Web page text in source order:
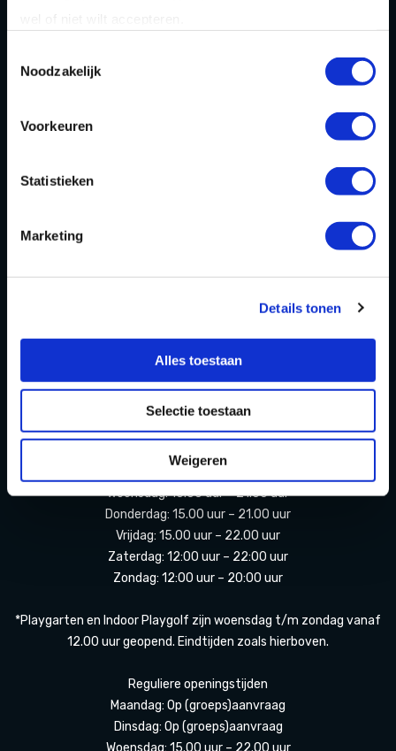
Noodzakelijk
Voorkeuren
Statistieken
Marketing
Details tonen
Alles toestaan
Selectie toestaan
Weigeren
Privacy Statement & Cookiebeleid
OPENINGSTIJDEN
Openingstijden zomervakantie
(11 juli t/m 23 augustus 2026)
Dinsdag: Gesloten
Woensdag: 15.00 uur – 21.00 uur
Donderdag: 15.00 uur – 21.00 uur
Vrijdag: 15.00 uur – 22.00 uur
Zaterdag: 12:00 uur – 22:00 uur
Zondag: 12:00 uur – 20:00 uur
*Playgarten en Indoor Playgolf zijn woensdag t/m zondag vanaf
12.00 uur geopend. Eindtijden zoals hierboven.
Reguliere openingstijden
Maandag: Op (groeps)aanvraag
Dinsdag: Op (groeps)aanvraag
Woensdag: 15.00 uur – 22.00 uur